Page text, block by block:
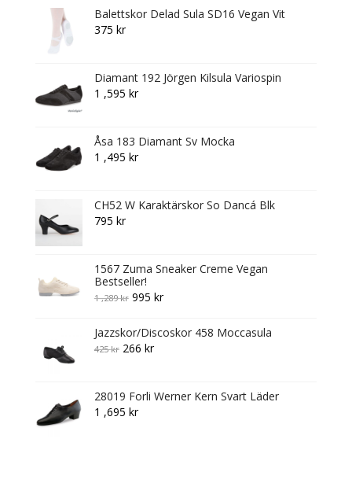
Balettskor Delad Sula SD16 Vegan Vit
375 kr
Diamant 192 Jörgen Kilsula Variospin
1 ,595 kr
Åsa 183 Diamant Sv Mocka
1 ,495 kr
CH52 W Karaktärskor So Dancá Blk
795 kr
1567 Zuma Sneaker Creme Vegan
Bestseller!
1 ,289kr Original
was:
1
995 krCurrent
is:
Jazzskor/Discoskor 458 Moccasula
425kr Original
425 kr.
266 krCurrent
266 kr.
28019 Forli Werner Kern Svart Läder
1 ,695 kr